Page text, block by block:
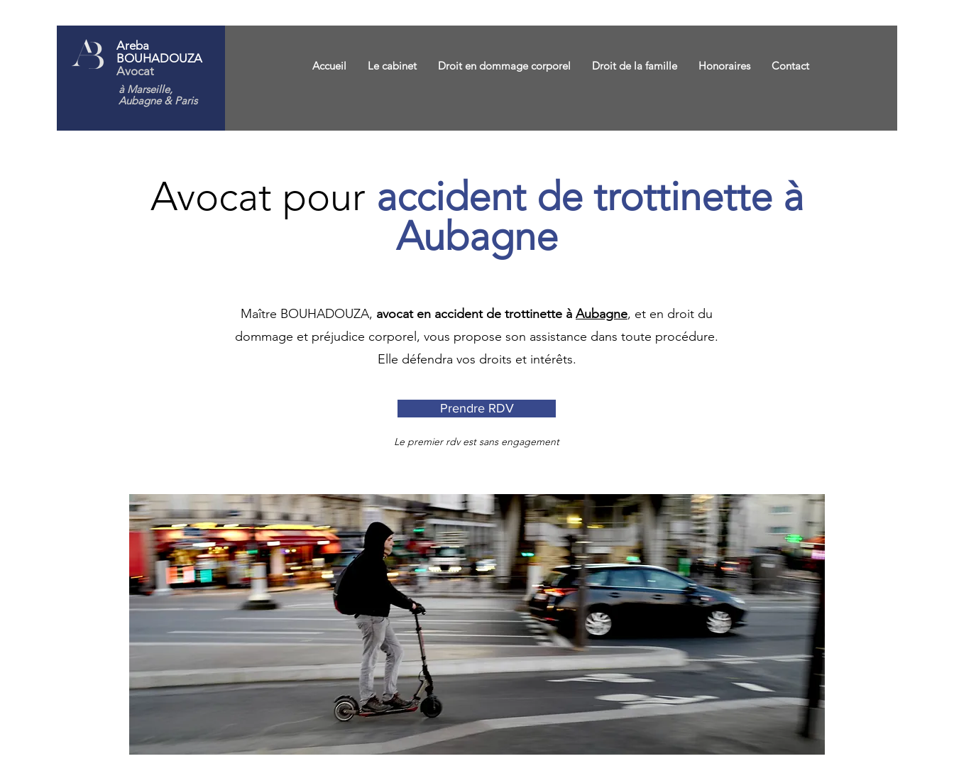
Areba
BOUHADOUZA
Avocat
à Marseille,
Aubagne& Paris
Accueil Le cabinet Droit en dommage corporel Droit de la famille Honoraires Contact
Avocat pour accident de trottinette à
Aubagne
Maître BOUHADOUZA, avocat en accident de trottinette à Aubagne, et en droit du
dommage et préjudice corporel, vous propose son assistance dans toute procédure.
Elle défendra vos droits et intérêts.
Prendre RDV
Le premier rdv est sans engagement